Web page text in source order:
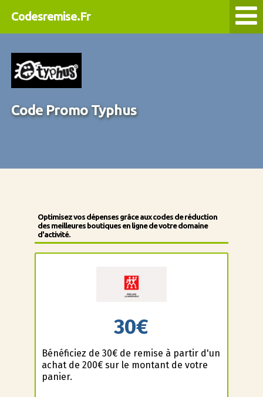
Codesremise.Fr
Code Promo Typhus
Optimisez vos dépenses grâce aux codes de réduction
des meilleures boutiques en ligne de votre domaine
d'activité.
30€
Bénéficiez de 30€ de remise à partir d'un
achat de 200€ sur le montant de votre
panier.